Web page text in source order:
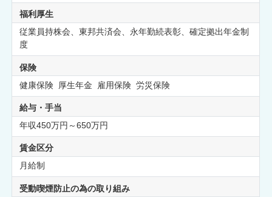
福利厚生
従業員持株会、東邦共済会、永年勤続表彰、確定拠出年金制
度
保険
健康保険 厚生年金 雇用保険 労災保険
給与・手当
年収450万円～650万円
賃金区分
月給制
受動喫煙防止の為の取り組み